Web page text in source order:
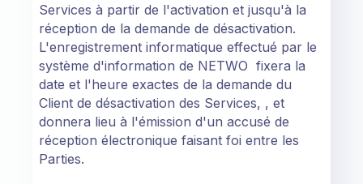
Services à partir de l'activation et jusqu'à la
réception de la demande de désactivation.
L'enregistrement informatique effectué par le
système d'information de NETWO fixera la
date et l'heure exactes de la demande du
Client de désactivation des Services, , et
donnera lieu à l'émission d'un accusé de
réception électronique faisant foi entre les
Parties.